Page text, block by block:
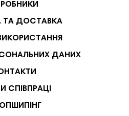
ТА ДОСТАВКА
ДАНИХ
СПІВПРАЦІ